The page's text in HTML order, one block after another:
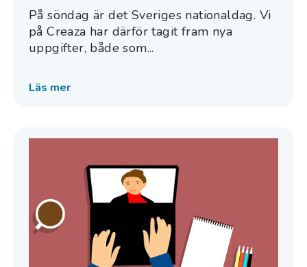
På söndag är det Sveriges nationaldag. Vi
på Creaza har därför tagit fram nya
uppgifter, både som...
Läs mer